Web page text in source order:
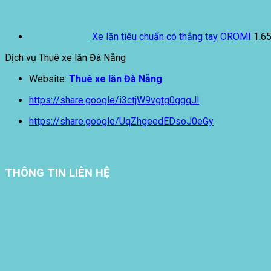
Xe lăn tiêu chuẩn có thắng tay OROMI
Dịch vụ Thuê xe lăn Đà Nẵng
Website: Thuê xe lăn Đà Nẵng
https://share.google/i3ctjW9vgtg0ggqJl
https://share.google/UqZhgeedEDsoJ0eGy
THÔNG TIN LIÊN HỆ